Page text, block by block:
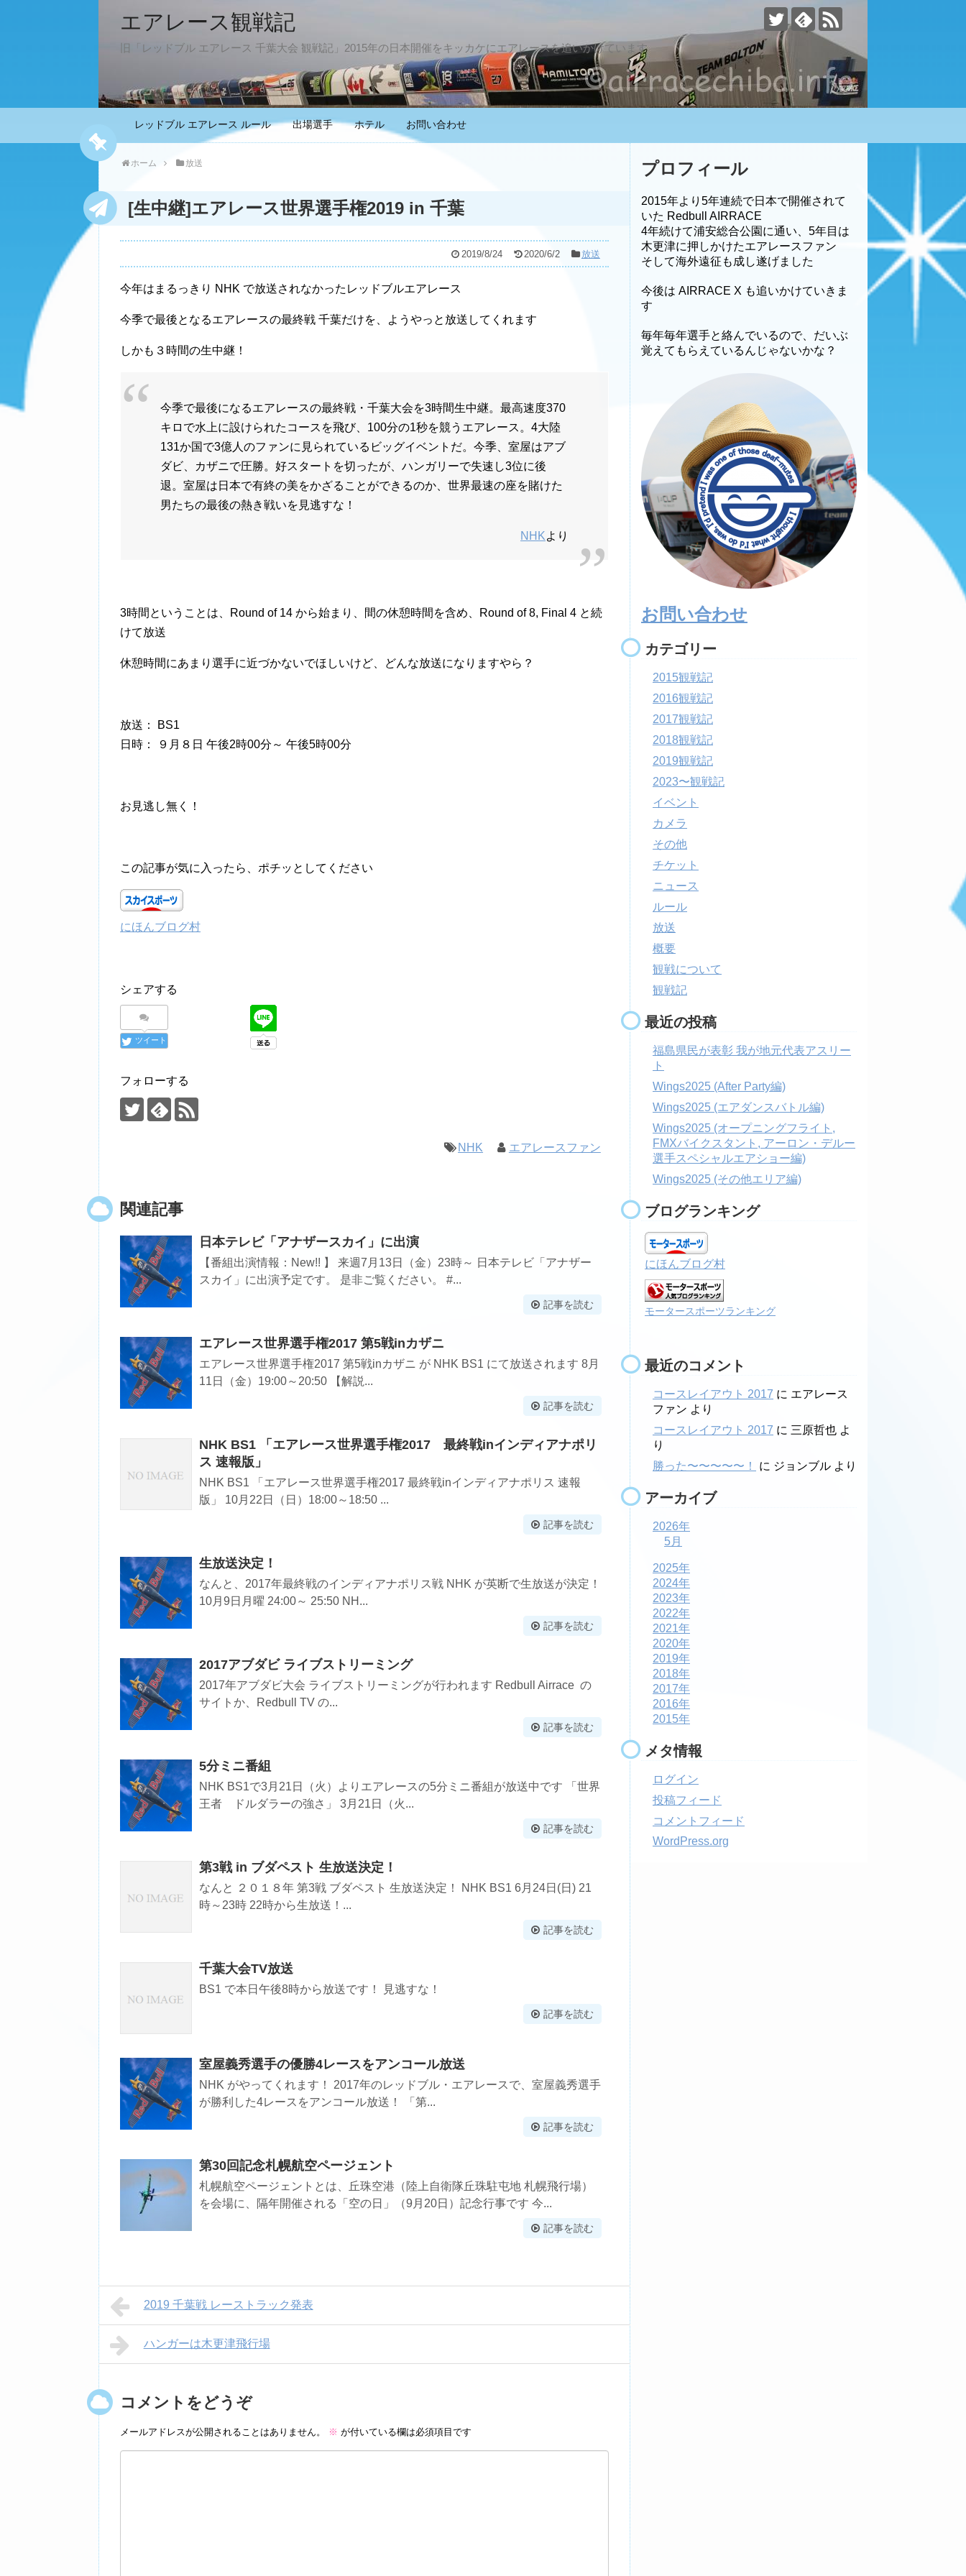
エアレース観戦記
旧「レッドブル エアレース 千葉大会 観戦記」2015年の日本開催をキッカケにエアレースを追いかけています
レッドブル エアレース ルール 出場選手 ホテル お問い合わせ
ホーム 放送
[生中継]エアレース世界選手権2019 in 千葉
2019/8/24 2020/6/2 放送
今年はまるっきり NHK で放送されなかったレッドブルエアレース
今季で最後となるエアレースの最終戦 千葉だけを、ようやっと放送してくれます
しかも３時間の生中継！
今季で最後になるエアレースの最終戦・千葉大会を3時間生中継。最高速度370
キロで水上に設けられたコースを飛び、100分の1秒を競うエアレース。4大陸
131か国で3億人のファンに見られているビッグイベントだ。今季、室屋はアブ
ダビ、カザニで圧勝。好スタートを切ったが、ハンガリーで失速し3位に後
退。室屋は日本で有終の美をかざることができるのか、世界最速の座を賭けた
男たちの最後の熱き戦いを見逃すな！
NHKより
3時間ということは、Round of 14 から始まり、間の休憩時間を含め、Round of 8, Final 4 と続
けて放送
休憩時間にあまり選手に近づかないでほしいけど、どんな放送になりますやら？
放送： BS1
日時： ９月８日 午後2時00分 ～ 午後5時00分
お見逃し無く！
この記事が気に入ったら、ポチッとしてください
にほんブログ村
シェアする
ツイート
フォローする
NHK エアレースファン
関連記事
日本テレビ「アナザースカイ」に出演
【番組出演情報：New!! 】 来週7月13日（金）23時～ 日本テレビ「アナザー
スカイ」に出演予定です。 是非ご覧ください。 #...
記事を読む
エアレース世界選手権2017 第5戦inカザニ
エアレース世界選手権2017 第5戦inカザニ が NHK BS1 にて放送されます 8月
11日（金）19:00～20:50 【解説...
記事を読む
NHK BS1 「エアレース世界選手権2017 最終戦inインディアナポリ
ス 速報版」
NHK BS1 「エアレース世界選手権2017 最終戦inインディアナポリス 速報
版」 10月22日（日）18:00～18:50 ...
記事を読む
生放送決定！
なんと、2017年最終戦のインディアナポリス戦 NHK が英断で生放送が決定！
10月9日月曜 24:00～ 25:50 NH...
記事を読む
2017アブダビ ライブストリーミング
2017年アブダビ大会 ライブストリーミングが行われます Redbull Airrace の
サイトか、Redbull TV の...
記事を読む
5分ミニ番組
NHK BS1で3月21日（火）よりエアレースの5分ミニ番組が放送中です 「世界
王者 ドルダラーの強さ」 3月21日（火...
記事を読む
第3戦 in ブダペスト 生放送決定！
なんと ２０１８年 第3戦 ブダペスト 生放送決定！ NHK BS1 6月24日(日) 21
時～23時 22時から生放送！...
記事を読む
千葉大会TV放送
BS1 で本日午後8時から放送です！ 見逃すな！
記事を読む
室屋義秀選手の優勝4レースをアンコール放送
NHK がやってくれます！ 2017年のレッドブル・エアレースで、室屋義秀選手
が勝利した4レースをアンコール放送！ 「第...
記事を読む
第30回記念札幌航空ページェント
札幌航空ページェントとは、丘珠空港（陸上自衛隊丘珠駐屯地 札幌飛行場）
を会場に、隔年開催される「空の日」（9月20日）記念行事です 今...
記事を読む
2019 千葉戦 レーストラック発表
ハンガーは木更津飛行場
コメントをどうぞ
メールアドレスが公開されることはありません。 ※ が付いている欄は必須項目です
プロフィール
2015年より5年連続で日本で開催されて
いた Redbull AIRRACE
4年続けて浦安総合公園に通い、5年目は
木更津に押しかけたエアレースファン
そして海外遠征も成し遂げました
今後は AIRRACE X も追いかけていきま
す
毎年毎年選手と絡んでいるので、だいぶ
覚えてもらえているんじゃないかな？
お問い合わせ
カテゴリー
2015観戦記
2016観戦記
2017観戦記
2018観戦記
2019観戦記
2023〜観戦記
イベント
カメラ
その他
チケット
ニュース
ルール
放送
概要
観戦について
観戦記
最近の投稿
福島県民が表彰 我が地元代表アスリー
ト
Wings2025 (After Party編)
Wings2025 (エアダンスバトル編)
Wings2025 (オープニングフライト,
FMXバイクスタント, アーロン・デルー
選手スペシャルエアショー編)
Wings2025 (その他エリア編)
ブログランキング
にほんブログ村
モータースポーツランキング
最近のコメント
コースレイアウト 2017 に エアレース
ファン より
コースレイアウト 2017 に 三原哲也 よ
り
勝った〜〜〜〜〜！
に ジョンブル より
アーカイブ
2026年
5月
2025年
2024年
2023年
2022年
2021年
2020年
2019年
2018年
2017年
2016年
2015年
メタ情報
ログイン
投稿フィード
コメントフィード
WordPress.org